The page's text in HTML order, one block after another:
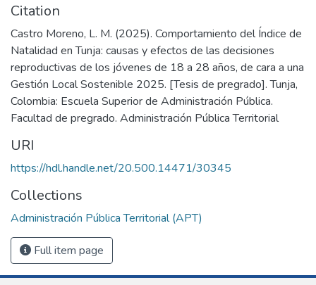
Citation
Castro Moreno, L. M. (2025). Comportamiento del Índice de
Natalidad en Tunja: causas y efectos de las decisiones
reproductivas de los jóvenes de 18 a 28 años, de cara a una
Gestión Local Sostenible 2025. [Tesis de pregrado]. Tunja,
Colombia: Escuela Superior de Administración Pública.
Facultad de pregrado. Administración Pública Territorial
URI
https://hdl.handle.net/20.500.14471/30345
Collections
Administración Pública Territorial (APT)
Full item page